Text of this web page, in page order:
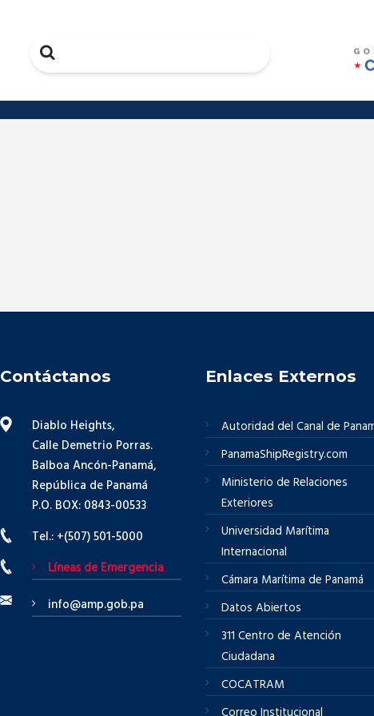
Search
Contáctanos
Diablo Heights,
Calle Demetrio Porras.
Balboa Ancón-Panamá,
República de Panamá
P.O. BOX: 0843-00533
Tel.: +(507) 501-5000
Líneas de Emergencia
info@amp.gob.pa
Enlaces Externos
Autoridad del Canal de
PanamaShipRegistry.com
Ministerio de Relaciones
Exteriores
Universidad Marítima
Internacional
Cámara Marítima de Panamá
Datos Abiertos
311 Centro de Atención
Ciudadana
COCATRAM